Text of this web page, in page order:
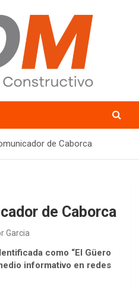
de Caborca
de Caborca
Garcia
como “El Güero
informativo en redes